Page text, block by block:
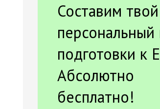
Составим твой
персональный
подготовки к
Абсолютно
бесплатно!